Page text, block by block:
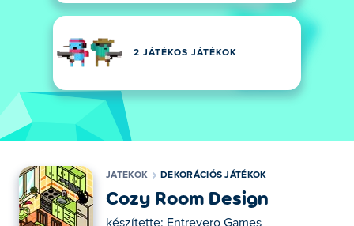
2 JÁTÉKOS JÁTÉKOK
JATEKOK DEKORÁCIÓS JÁTÉKOK
Cozy Room Design
készítette: Entrevero Games